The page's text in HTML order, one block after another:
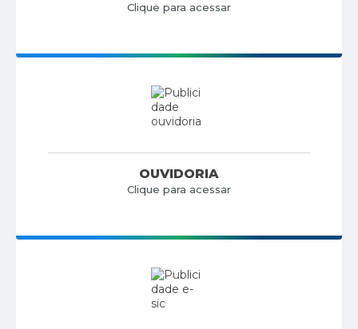
Clique para acessar
OUVIDORIA
Clique para acessar